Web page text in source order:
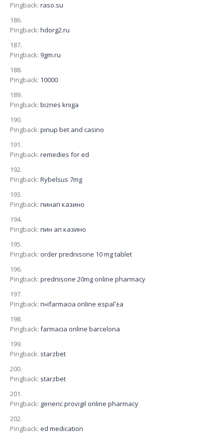
Pingback: raso.su
Pingback: hdorg2.ru
Pingback: 9gm.ru
Pingback: 10000
Pingback: biznes kniga
Pingback: pinup bet and casino
Pingback: remedies for ed
Pingback: Rybelsus 7mg
Pingback: пинап казино
Pingback: пин ап казино
Pingback: order prednisone 10 mg tablet
Pingback: prednisone 20mg online pharmacy
Pingback: п»їfarmacia online espaГ±a
Pingback: farmacia online barcelona
Pingback: starzbet
Pingback: starzbet
Pingback: generic provigil online pharmacy
Pingback: ed medication